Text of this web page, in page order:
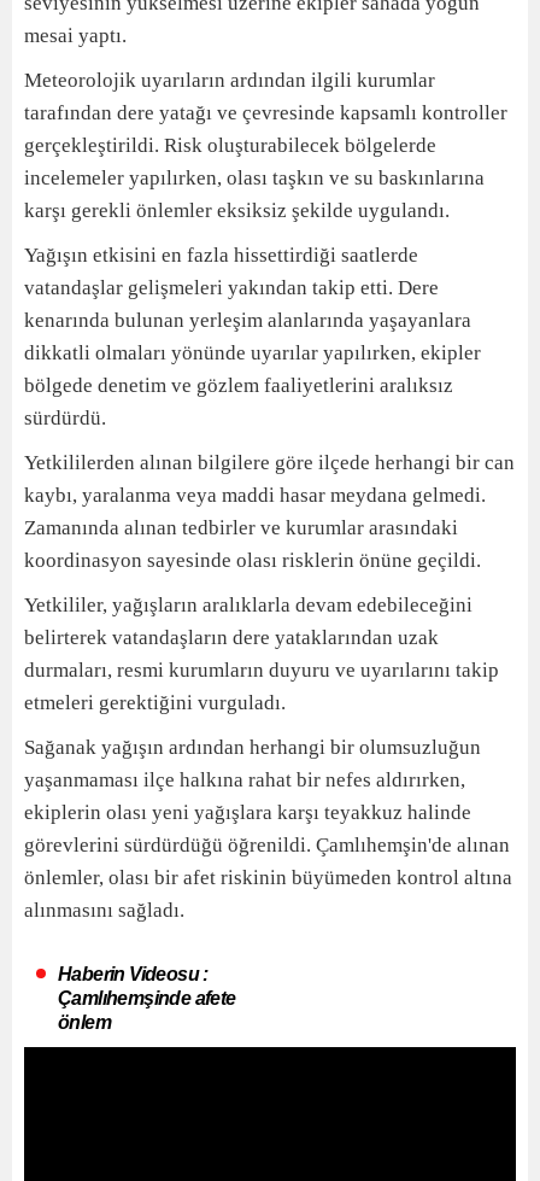
mesai yaptı.
Meteorolojik uyarıların ardından ilgili kurumlar
tarafından dere yatağı ve çevresinde kapsamlı kontroller
gerçekleştirildi. Risk oluşturabilecek bölgelerde
incelemeler yapılırken, olası taşkın ve su baskınlarına
karşı gerekli önlemler eksiksiz şekilde uygulandı.
Yağışın etkisini en fazla hissettirdiği saatlerde
vatandaşlar gelişmeleri yakından takip etti. Dere
kenarında bulunan yerleşim alanlarında yaşayanlara
dikkatli olmaları yönünde uyarılar yapılırken, ekipler
bölgede denetim ve gözlem faaliyetlerini aralıksız
sürdürdü.
Yetkililerden alınan bilgilere göre ilçede herhangi bir can
kaybı, yaralanma veya maddi hasar meydana gelmedi.
Zamanında alınan tedbirler ve kurumlar arasındaki
koordinasyon sayesinde olası risklerin önüne geçildi.
Yetkililer, yağışların aralıklarla devam edebileceğini
belirterek vatandaşların dere yataklarından uzak
durmaları, resmi kurumların duyuru ve uyarılarını takip
etmeleri gerektiğini vurguladı.
Sağanak yağışın ardından herhangi bir olumsuzluğun
yaşanmaması ilçe halkına rahat bir nefes aldırırken,
ekiplerin olası yeni yağışlara karşı teyakkuz halinde
görevlerini sürdürdüğü öğrenildi. Çamlıhemşin'de alınan
önlemler, olası bir afet riskinin büyümeden kontrol altına
alınmasını sağladı.
Haberin Videosu :
Çamlıhemşinde afete
önlem